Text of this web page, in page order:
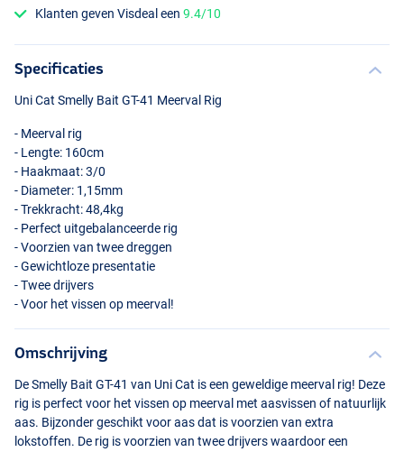
Klanten geven Visdeal een9.4/10
Specificaties
Uni Cat Smelly Bait GT-41 Meerval Rig
- Meerval rig
- Lengte: 160cm
- Haakmaat: 3/0
- Diameter: 1,15mm
- Trekkracht: 48,4kg
- Perfect uitgebalanceerde rig
- Voorzien van twee dreggen
- Gewichtloze presentatie
- Twee drijvers
- Voor het vissen op meerval!
Omschrijving
De Smelly Bait GT-41 van Uni Cat is een geweldige meerval rig! Deze
rig is perfect voor het vissen op meerval met aasvissen of natuurlijk
aas. Bijzonder geschikt voor aas dat is voorzien van extra
lokstoffen. De rig is voorzien van twee drijvers waardoor een